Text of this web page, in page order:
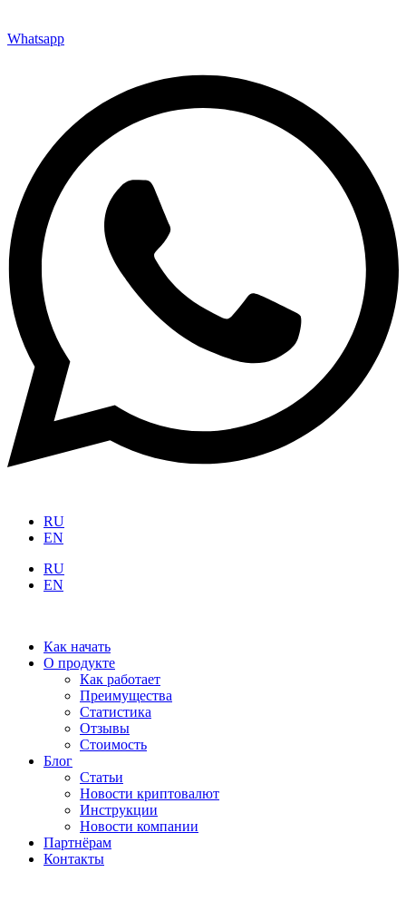
Whatsapp
RU
EN
RU
EN
Как начать
О продукте
Как работает
Преимущества
Статистика
Отзывы
Стоимость
Блог
Статьи
Новости криптовалют
Инструкции
Новости компании
Партнёрам
Контакты